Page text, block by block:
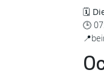
🗓️
🕒
📍